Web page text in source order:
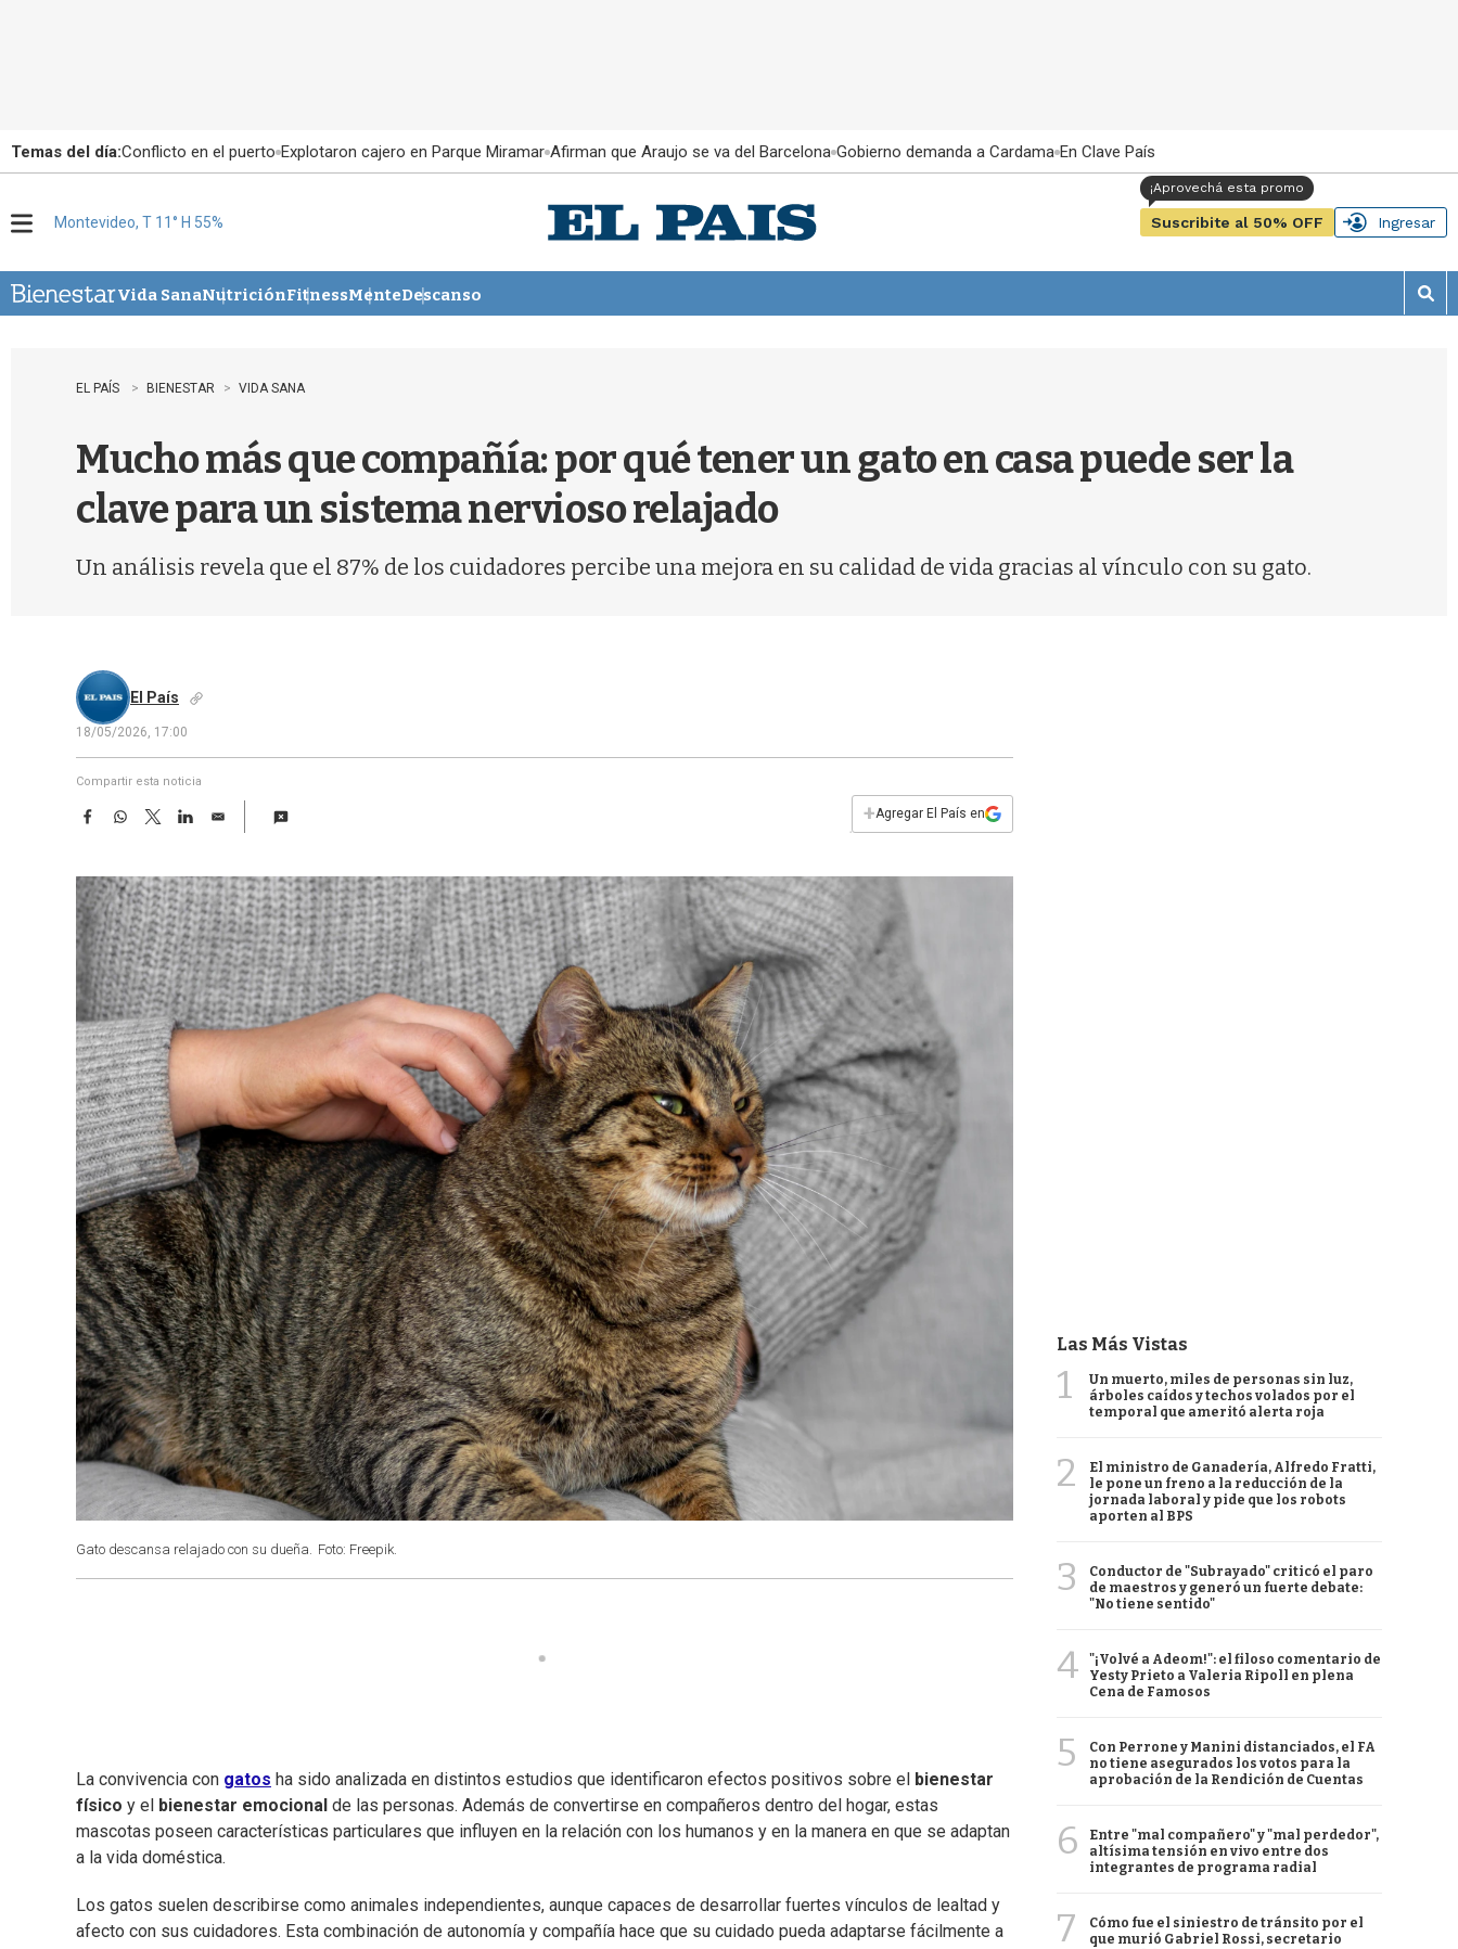
Temas del día:Conflicto en el puerto Explotaron cajero en Parque Miramar Afirman que Araujo se va del Barcelona Gobierno demanda a Cardama En Clave País
u
Montevideo, T 11° H 55% Suscribite al 50% OFF Ingresar
Vida SanaNutriciónFitnessMenteDescanso
M
o
EL PAÍS BIENESTAR VIDA SANA
Mucho más que compañía: por qué tener un gato en casa puede ser la
clave para un sistema nervioso relajado
Un análisis revela que el 87% de los cuidadores percibe una mejora en su calidad de vida gracias al vínculo con su gato.
El País
18/05/2026, 17:00
Compartir esta noticia
F
e
b
o
o
k
W
t
s
A
p
p
T
w
t
t
e
r
L
k
e
d
I
n
E
i
l
+Agregar El País en
Gato descansa relajado con su dueña. Foto: Freepik.
La convivencia con gatos ha sido analizada en distintos estudios que identificaron efectos positivos sobre el
bienestar
físico y el bienestar emocional de las personas. Además de convertirse en compañeros dentro del hogar, estas
mascotas poseen características particulares que influyen en la relación con los humanos y en la manera en que se adaptan
a la vida doméstica.
Los gatos suelen describirse como animales independientes, aunque capaces de desarrollar fuertes vínculos de lealtad y
afecto con sus cuidadores. Esta combinación de autonomía y compañía hace que su cuidado pueda adaptarse fácilmente a
Las Más Vistas
1
Un muerto, miles de personas sin luz,
árboles caídos y techos volados por el
temporal que ameritó alerta roja
2
El ministro de Ganadería, Alfredo Fratti,
le pone un freno a la reducción de la
jornada laboral y pide que los robots
aporten al BPS
3
Conductor de "Subrayado" criticó el paro
de maestros y generó un fuerte debate:
"No tiene sentido"
4
"¡Volvé a Adeom!": el filoso comentario de
Yesty Prieto a Valeria Ripoll en plena
Cena de Famosos
5
Con Perrone y Manini distanciados, el FA
no tiene asegurados los votos para la
aprobación de la Rendición de Cuentas
6
Entre "mal compañero" y "mal perdedor",
altísima tensión en vivo entre dos
integrantes de programa radial
7
Cómo fue el siniestro de tránsito por el
que murió Gabriel Rossi, secretario